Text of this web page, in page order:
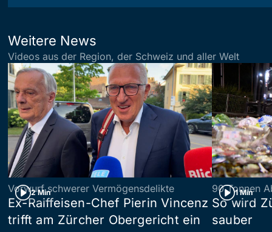
Weitere News
Videos aus der Region, der Schweiz und aller Welt
2 Min
Vorwurf schwerer Vermögensdelikte
Ex-Raiffeisen-Chef Pierin Vincenz
trifft am Zürcher Obergericht ein
1 Min
90 Tonnen
So wird
sauber